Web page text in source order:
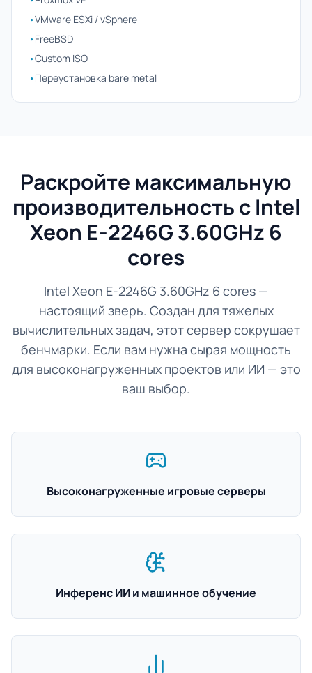
•VMware ESXi / vSphere
•FreeBSD
•Custom ISO
•Переустановка bare metal
Раскройте максимальную
производительность с Intel
Xeon E-2246G 3.60GHz 6
cores
Intel Xeon E-2246G 3.60GHz 6 cores —
настоящий зверь. Создан для тяжелых
вычислительных задач, этот сервер сокрушает
бенчмарки. Если вам нужна сырая мощность
для высоконагруженных проектов или ИИ — это
ваш выбор.
Высоконагруженные игровые серверы
Инференс ИИ и машинное обучение